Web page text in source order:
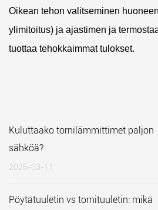
Oikean tehon valitseminen
ylimitoitus) ja ajastimen ja
tuottaa tehokkaimmat tulokset.
Kuluttaako tornilämmittimet paljon
sähköä?
2026-03-11
Pöytätuuletin vs tornituuletin: mikä